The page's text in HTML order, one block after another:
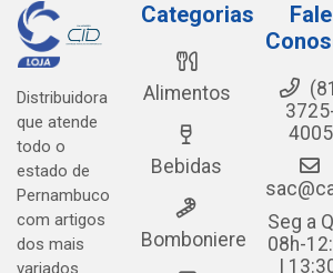
Distribuidora
que atende
todo o
estado de
Pernambuco
com artigos
dos mais
variados
Categorias
Alimentos
Bebidas
Bomboniere
Fale
4005
Seg a
08h-
|